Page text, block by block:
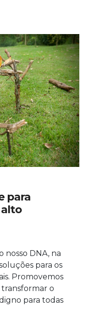
para
nosso DNA, na
para os
Promovemos
o
para todas